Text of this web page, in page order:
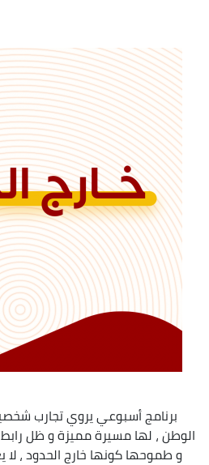
برنامج أسبوعي يروي تجارب
الوطن ، لها مسيرة مميزة و ظل
و طموحها كونها خارج الحدود ،